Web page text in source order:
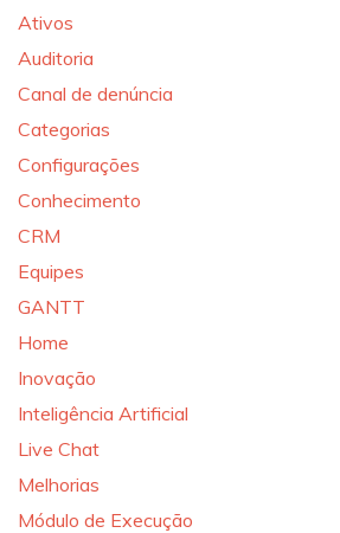
Ativos
Auditoria
Canal de denúncia
Categorias
Configurações
Conhecimento
CRM
Equipes
GANTT
Home
Inovação
Inteligência Artificial
Live Chat
Melhorias
Módulo de Execução